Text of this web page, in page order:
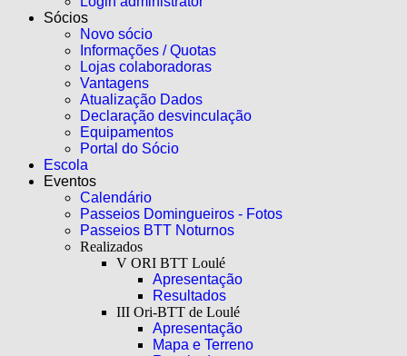
Sócios
Novo sócio
Informações / Quotas
Lojas colaboradoras
Vantagens
Atualização Dados
Declaração desvinculação
Equipamentos
Portal do Sócio
Escola
Eventos
Calendário
Passeios Domingueiros - Fotos
Passeios BTT Noturnos
Realizados
V ORI BTT Loulé
Apresentação
Resultados
III Ori-BTT de Loulé
Apresentação
Mapa e Terreno